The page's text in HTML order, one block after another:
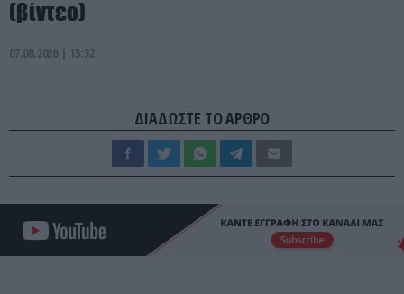
(βίντεο)
07.08.2026 | 15:32
ΔΙΑΔΩΣΤΕ ΤΟ ΑΡΘΡΟ